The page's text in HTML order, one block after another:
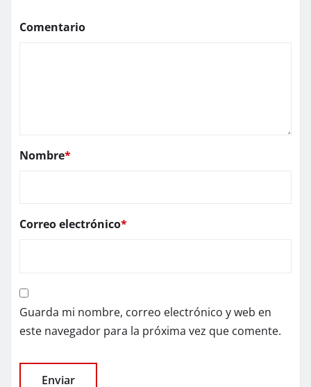
Comentario
Nombre*
Correo electrónico*
Guarda mi nombre, correo electrónico y web en
este navegador para la próxima vez que comente.